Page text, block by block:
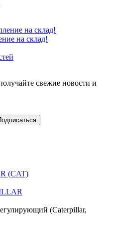
на склад!
свежие новости и
(CAT)
(Caterpillar,